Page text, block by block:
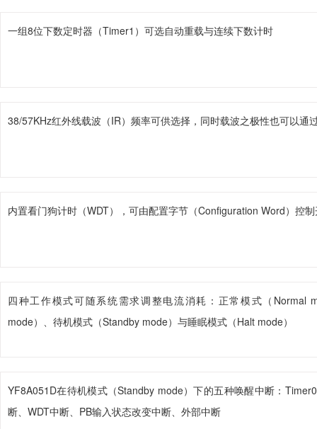
一组8位下数定时器（Timer1）可选自动重载与连续下数计时
38/57KHz红外线载波（IR）频率可供选择，同时载波之极性也可以通
内置看门狗计时（WDT），可由配置字节（Configuration Word）控
四种工作模式可随系统需求调整电流消耗：正常模式（Normal
mode）、待机模式（Standby mode）与睡眠模式（Halt mode）
YF8A051D在待机模式（Standby mode）下的五种唤醒中断：
断、WDT中断、PB输入状态改变中断、外部中断